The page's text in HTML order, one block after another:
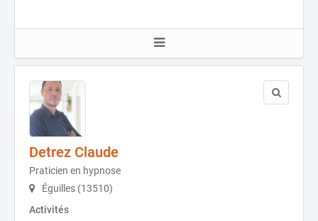
Detrez Claude
Praticien en hypnose
Éguilles (13510)
Activités